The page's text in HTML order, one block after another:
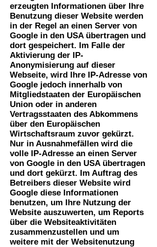
erzeugten Informationen über Ihre
Benutzung dieser Website werden
in der Regel an einen Server von
Google in den USA übertragen und
dort gespeichert. Im Falle der
Aktivierung der IP-
Anonymisierung auf dieser
Webseite, wird Ihre IP-Adresse von
Google jedoch innerhalb von
Mitgliedstaaten der Europäischen
Union oder in anderen
Vertragsstaaten des Abkommens
über den Europäischen
Wirtschaftsraum zuvor gekürzt.
Nur in Ausnahmefällen wird die
volle IP-Adresse an einen Server
von Google in den USA übertragen
und dort gekürzt. Im Auftrag des
Betreibers dieser Website wird
Google diese Informationen
benutzen, um Ihre Nutzung der
Website auszuwerten, um Reports
über die Websiteaktivitäten
zusammenzustellen und um
weitere mit der Websitenutzung